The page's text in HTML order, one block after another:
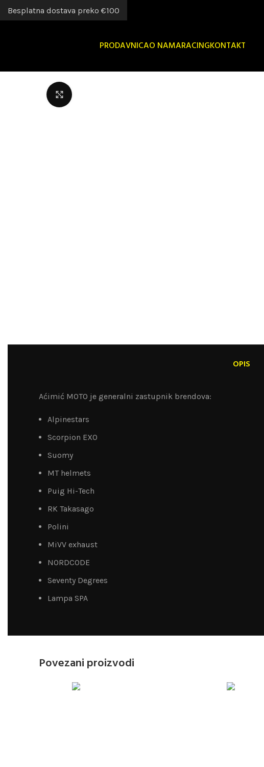
PRODAVNICAO NAMARACINGKONTAKT
OPIS
Aćimić MOTO je generalni zastupnik brendova:
Alpinestars
Scorpion EXO
Suomy
MT helmets
Puig Hi-Tech
RK Takasago
Polini
MiVV exhaust
NORDCODE
Seventy Degrees
Lampa SPA
Povezani proizvodi
Besplatna dostava preko €100